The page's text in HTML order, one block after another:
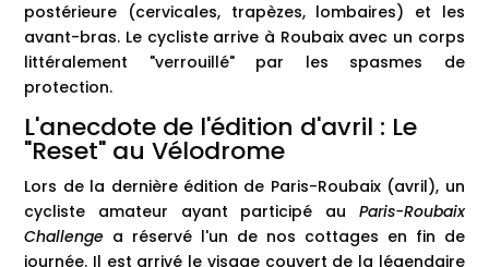
postérieure (cervicales, trapèzes, lombaires) et les
avant-bras. Le cycliste arrive à Roubaix avec un corps
littéralement "verrouillé" par les spasmes de
protection.
L'anecdote de l'édition d'avril : Le
"Reset" au Vélodrome
Lors de la dernière édition de Paris-Roubaix (avril), un
cycliste amateur ayant participé au Paris-Roubaix
Challenge a réservé l'un de nos cottages en fin de
journée. Il est arrivé le visage couvert de la légendaire